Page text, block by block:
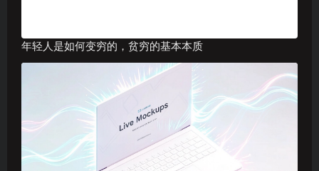
年轻人是如何变穷的，贫穷的基本本质